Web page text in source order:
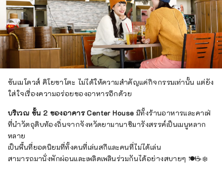
ซันเมโดวส์ คิโยซาโตะ ไม่ได้ให้ความสำคัญแค่กิจกรรมเท่านั้น แต่ยัง
ใส่ใจเรื่องความอร่อยของอาหารอีกด้วย
บริเวณ ชั้น 2 ของอาคาร Center House มีทั้งร้านอาหารและคาเฟ่
ที่นำวัตถุดิบท้องถิ่นจากจังหวัดยามานาชิมารังสรรค์เป็นเมนูหลาก
หลาย
เป็นพื้นที่ยอดนิยมที่ทั้งคนที่เล่นสกีและคนที่ไม่ได้เล่น
สามารถมานั่งพักผ่อนและเพลิดเพลินร่วมกันได้อย่างสบายๆ 🍽️☕❄️